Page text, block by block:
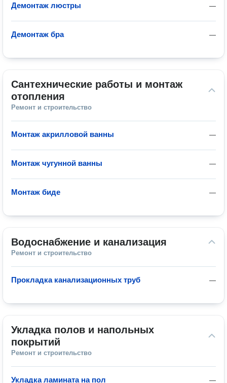
—
Демонтаж люстры
—
Демонтаж бра
Сантехнические работы и монтаж
отопления
Ремонт и строительство
—
Монтаж акрилловой ванны
—
Монтаж чугунной ванны
—
Монтаж биде
Водоснабжение и канализация
Ремонт и строительство
—
Прокладка канализационных труб
Укладка полов и напольных
покрытий
Ремонт и строительство
—
Укладка ламината на пол